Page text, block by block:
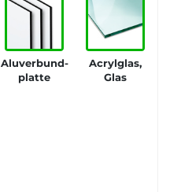
Aluverbund-
platte
Acrylglas,
Glas